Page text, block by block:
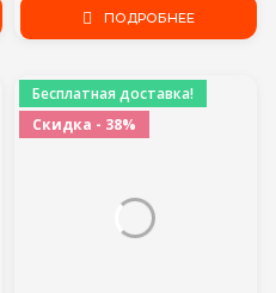
женская лодка носки
носок
ПОДРОБНЕЕ
Бесплатная доставка!
Скидка - 38%